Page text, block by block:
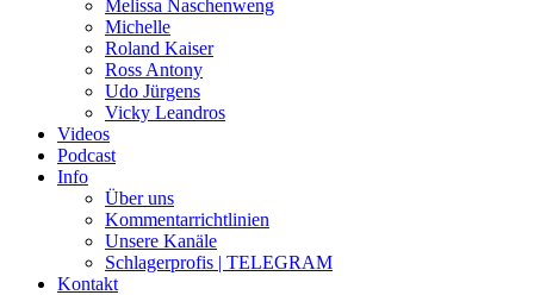
Melissa Naschenweng
Michelle
Roland Kaiser
Ross Antony
Udo Jürgens
Vicky Leandros
Videos
Podcast
Info
Über uns
Kommentarrichtlinien
Unsere Kanäle
Schlagerprofis | TELEGRAM
Kontakt